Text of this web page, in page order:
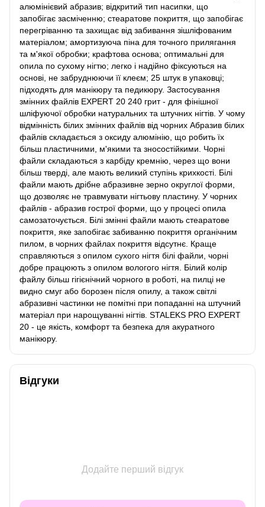
алюмінієвий абразив; відкритий тип насипки, що
запобігає засміченню; стеаратове покриття, що запобігає
перегріванню та захищає від забивання зішліфованим
матеріалом; амортизуюча піна для точного прилягання
та м'якої обробки; крафтова основа; оптимальні для
опила по сухому нігтю; легко і надійно фіксуються на
основі, не забруднюючи її клеєм; 25 штук в упаковці;
підходять для манікюру та педикюру. Застосування
змінних файлів EXPERT 20 240 грит - для фінішної
шліфуючої обробки натуральних та штучних нігтів. У чому
відмінність білих змінних файлів від чорних Абразив білих
файлів складається з оксиду алюмінію, що робить їх
більш пластичними, м'якими та зносостійкими. Чорні
файли складаються з карбіду кремнію, через що вони
більш тверді, але мають великий ступінь крихкості. Білі
файли мають дрібне абразивне зерно округлої форми,
що дозволяє не травмувати нігтьову пластину. У чорних
файлів - абразив гострої форми, що у процесі опила
самозаточується. Білі змінні файли мають стеаратове
покриття, яке запобігає забиванню покриття органічним
пилом, в чорних файлах покриття відсутнє. Краще
справляються з опилом сухого нігтя білі файли, чорні
добре працюють з опилом вологого нігтя. Білий колір
файлу більш гігієнічний чорного в роботі, на пилці не
видно смуг або борозен після опилу, а також світлі
абразивні частинки не помітні при попаданні на штучний
матеріал при нарощуванні нігтів. STALEKS PRO EXPERT
20 - це якість, комфорт та безпека для акуратного
манікюру.
Відгуки
Додайте перший відгук